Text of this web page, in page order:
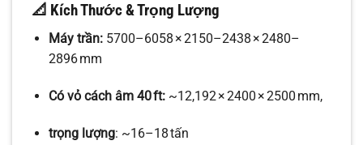
📐 Kích Thước & Trọng Lượng
Máy trần:5700–6058 × 2150–2438 × 2480–
2896 mm
Có vỏ cách âm 40 ft:~12,192 × 2400 × 2500 mm,
trọng lượng: ~16–18 tấn